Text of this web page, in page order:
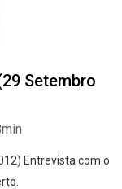
Setembro
Entrevista com o